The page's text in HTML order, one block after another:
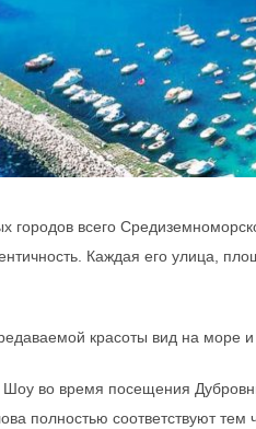
городов всего
Каждая его улица,
красоты вид на море
во время посещения
полностью соответствуют